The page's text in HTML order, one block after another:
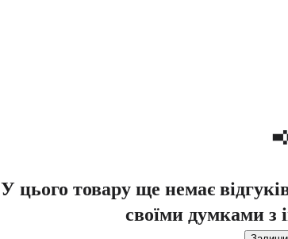
У цього товару ще немає
своїми думками